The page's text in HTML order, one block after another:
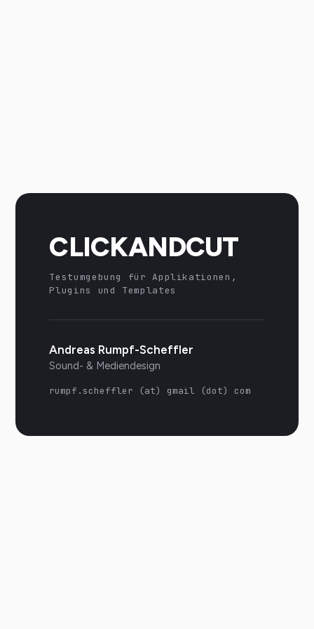
CLICKANDCUT
Testumgebung für Applikationen,
Plugins und Templates
Andreas Rumpf-Scheffler
Sound- & Mediendesign
rumpf.scheffler (at) gmail (dot) com